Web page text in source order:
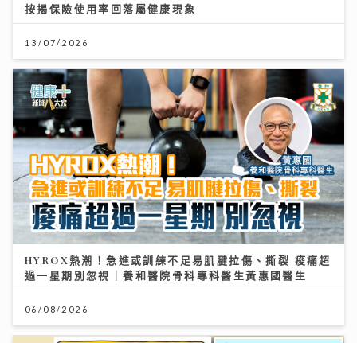
按揭保險使用率回落屬健康現象
13/07/2026
HYROX熱潮！急進或訓練不足易肌腱拉傷、撕裂 痠痛超
過一星期別忽視｜養和醫院骨科專科醫生黃惠國醫生
06/08/2026